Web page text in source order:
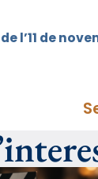
l’11 de